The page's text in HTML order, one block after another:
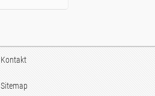
Kontakt
Sitemap